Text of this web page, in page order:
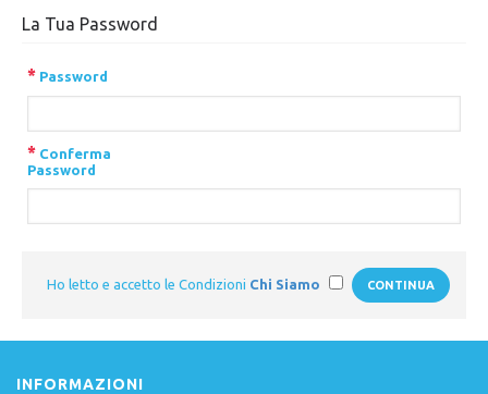
La Tua Password
* Password
* Conferma
Password
Ho letto e accetto le Condizioni Chi Siamo CONTINUA
INFORMAZIONI